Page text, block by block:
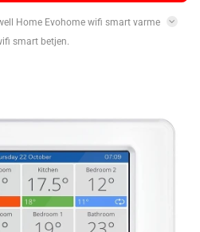
Home Evohome wifi smart varme
smart betjen.